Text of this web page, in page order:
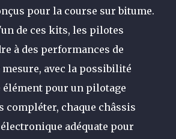
pour la course sur bitume.
de ces kits, les pilotes
à des performances de
avec la possibilité
élément pour un pilotage
compléter, chaque châssis
adéquate pour